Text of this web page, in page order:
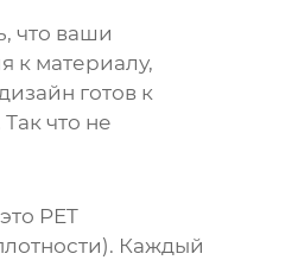
что ваши
к материалу,
готов к
что не
PET
Каждый